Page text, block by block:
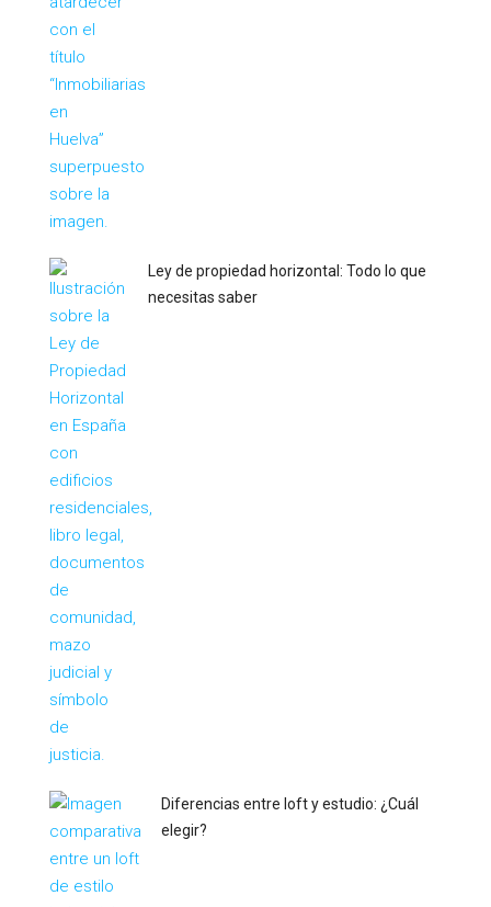
Ley de propiedad horizontal: Todo lo que
necesitas saber
Diferencias entre loft y estudio: ¿Cuál
elegir?